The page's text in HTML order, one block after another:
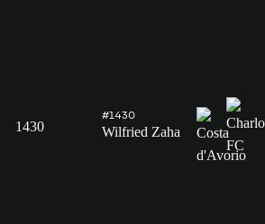
1430
#1430
Wilfried Zaha